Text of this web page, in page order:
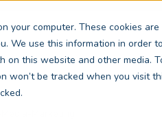
your computer. These cookies
We use this information in order
on this website and other media.
won’t be tracked when you visit